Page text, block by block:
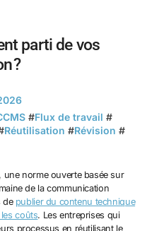
parti de vos
?
#Flux de travail #
Réutilisation #Révision #
de la communication
de publier du contenu technique
coûts. Les entreprises qui
processus en réutilisant le